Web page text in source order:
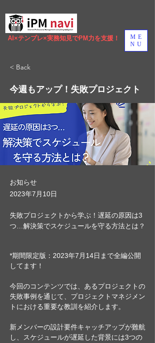
AI×テンプレ×実務知見でPM力を支援！
ME
NU
< Back
今週もアップ！失敗プロジェクト
お知らせ
2023年7月10日
失敗プロジェクトから学ぶ！遅延の原因は3
つ…解決策でスケジュールを守る方法とは？
*期間限定版：2023年7月14日まで全編公開
してます！
今回のコンテンツでは、あるプロジェクトの
失敗事例を通じて、プロジェクトマネジメン
トにおける重要な教訓を紹介します。
新メンバーの設計要件キャッチアップが難航
し、スケジュールが遅延した背景には3つの